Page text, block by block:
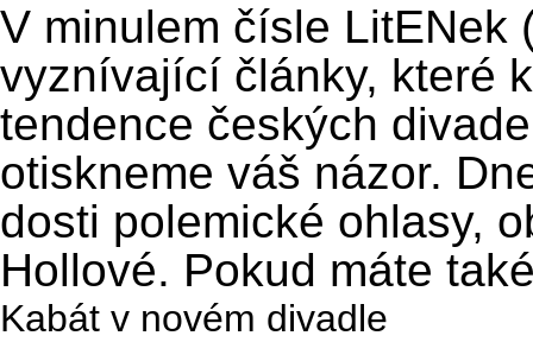
V minulem čísle LitENek
vyznívající články, které
tendence českých
otiskneme váš názor.
dosti polemické ohlasy,
Hollové. Pokud máte
Kabát v novém divadle